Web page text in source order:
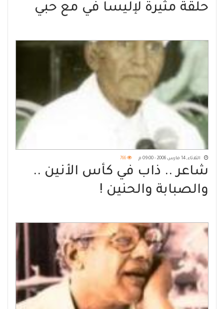
حلقة مثيرة لإليسا في مع حبي
الثلاثاء, 14 مارس 2006 - 09:00 م 766
شاعر .. ذاب في كأس الأنين ..
والصبابة والحنين !